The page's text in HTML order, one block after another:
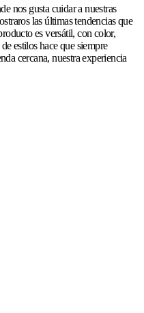
nos gusta cuidar a nuestras
las últimas tendencias que
es versátil, con color,
estilos hace que siempre
cercana, nuestra experiencia